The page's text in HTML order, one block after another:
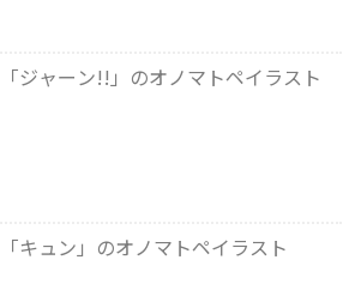
「ジャーン!!」のオノマトペイラスト
「キュン」のオノマトペイラスト